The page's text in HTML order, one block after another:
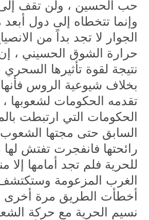
حب الحسين ، ولن تقف إلى
وإنما تتخطاه إلى دول
الجوار لا تجد بداً من
حرارة الشوق الحسيني ،
نتيجة لقوة تأثيرها
بخلاف شيوعية الروس
تقدمه الحكومات لشعوبها ،
الحكومات التي ارتبطت
السابق حتى مجتها
رائحتها فانفجرت تفتش
للحرية فلم تجد أمامها إلا
الغرب المزعومة وستكتشف
أخطأت الطريق مرة أخرى
نسيم الحرية مع حركة